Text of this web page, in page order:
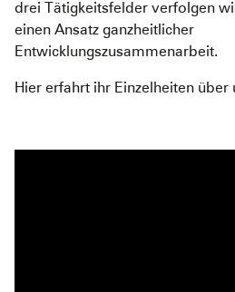
Abgeschlossene Projekte
Jahresbericht
Partnerschaften
drei Tätigkeitsfelder verfolgen
einen Ansatz ganzheitlicher
Entwicklungszusammenarbeit.
Hier erfahrt ihr Einzelheiten über